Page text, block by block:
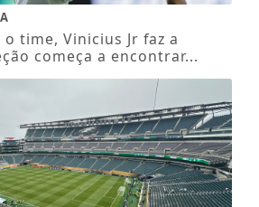
time, Vinicius Jr faz a
começa a encontrar...